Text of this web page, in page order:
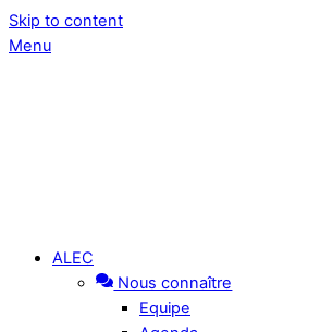
Skip to content
Menu
ALEC
Nous connaître
Equipe